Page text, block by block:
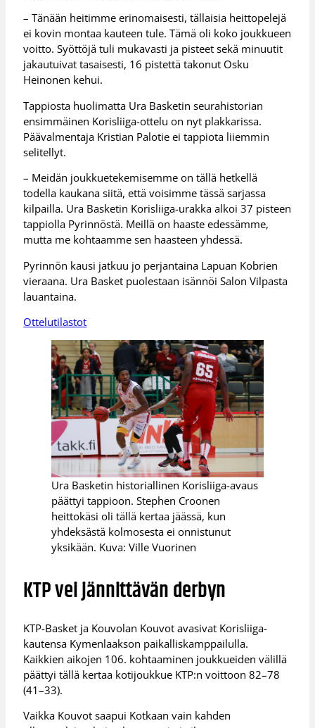
– Tänään heitimme erinomaisesti, tällaisia heittopelejä
ei kovin montaa kauteen tule. Tämä oli koko joukkueen
voitto. Syöttöjä tuli mukavasti ja pisteet sekä minuutit
jakautuivat tasaisesti, 16 pistettä takonut Osku
Heinonen kehui.
Tappiosta huolimatta Ura Basketin seurahistorian
ensimmäinen Korisliiga-ottelu on nyt plakkarissa.
Päävalmentaja Kristian Palotie ei tappiota liiemmin
selitellyt.
– Meidän joukkuetekemisemme on tällä hetkellä
todella kaukana siitä, että voisimme tässä sarjassa
kilpailla. Ura Basketin Korisliiga-urakka alkoi 37 pisteen
tappiolla Pyrinnöstä. Meillä on haaste edessämme,
mutta me kohtaamme sen haasteen yhdessä.
Pyrinnön kausi jatkuu jo perjantaina Lapuan Kobrien
vieraana. Ura Basket puolestaan isännöi Salon Vilpasta
lauantaina.
Ottelutilastot
Ura Basketin historiallinen Korisliiga-avaus
päättyi tappioon. Stephen Croonen
heittokäsi oli tällä kertaa jäässä, kun
yhdeksästä kolmosesta ei onnistunut
yksikään. Kuva: Ville Vuorinen
KTP vei jännittävän derbyn
KTP-Basket ja Kouvolan Kouvot avasivat Korisliiga-
kautensa Kymenlaakson paikalliskamppailulla.
Kaikkien aikojen 106. kohtaaminen joukkueiden välillä
päättyi tällä kertaa kotijoukkue KTP:n voittoon 82–78
(41–33).
Vaikka Kouvot saapui Kotkaan vain kahden